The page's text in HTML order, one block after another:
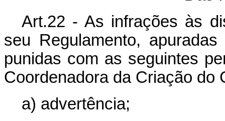
Art.22 - As infrações às
seu Regulamento,
punidas com as seguintes
Coordenadora da Criação do
a) advertência;